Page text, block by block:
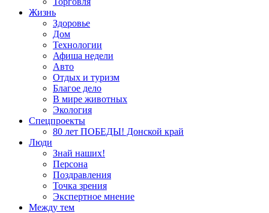
Жизнь
Здоровье
Дом
Технологии
Афиша недели
Авто
Отдых и туризм
Благое дело
В мире животных
Экология
Спецпроекты
80 лет ПОБЕДЫ! Донской край
Люди
Знай наших!
Персона
Поздравления
Точка зрения
Экспертное мнение
Между тем